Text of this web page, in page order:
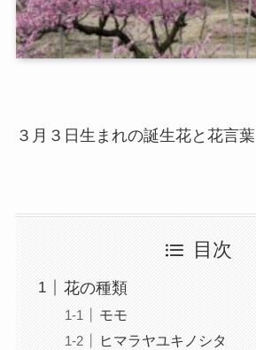
３月３日生まれの誕生花と花言葉
目次
花の種類
モモ
ヒマラヤユキノシタ